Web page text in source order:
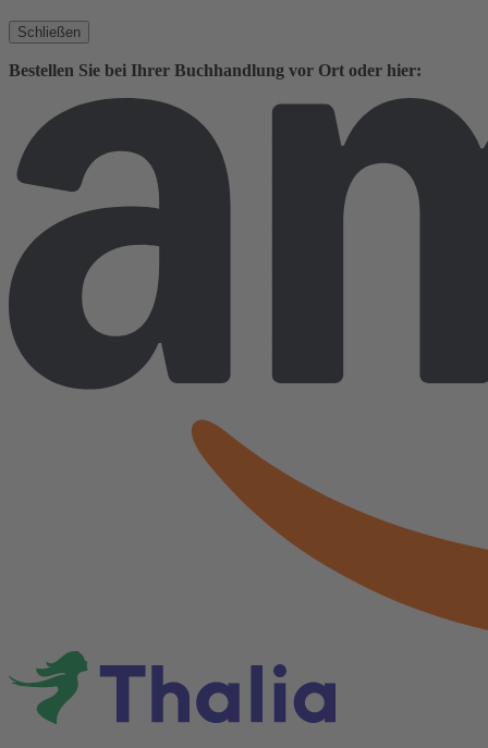
Schließen
Bestellen Sie bei Ihrer Buchhandlung vor Ort oder hier: